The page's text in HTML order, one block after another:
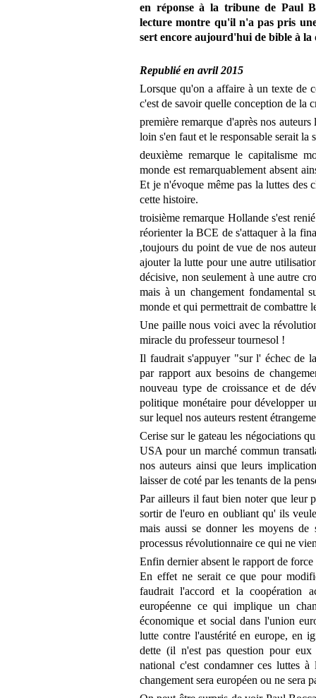
en réponse à la tribune de Paul
lecture montre qu'il n'a pas pris
sert encore aujourd'hui de bible à
Republié en avril 2015
Lorsque qu'on a affaire à un texte de
c'est de savoir quelle conception de la
première remarque d'après nos
loin s'en faut et le responsable serait la
deuxième remarque le capitalisme
monde est remarquablement absent
Et je n'évoque même pas la luttes des
cette histoire.
troisième remarque Hollande s'est
réorienter la BCE de s'attaquer à la
,toujours du point de vue de nos
ajouter la lutte pour une autre
décisive, non seulement à une autre
mais à un changement fondamental
monde et qui permettrait de combattre
Une paille nous voici avec la
miracle du professeur tournesol !
Il faudrait s'appuyer "sur l' échec de
par rapport aux besoins de
nouveau type de croissance et de
politique monétaire pour développer
sur lequel nos auteurs restent
Cerise sur le gateau les négociations
USA pour un marché commun
nos auteurs ainsi que leurs
laisser de coté par les tenants de la
Par ailleurs il faut bien noter que leur
sortir de l'euro en oubliant qu' ils
mais aussi se donner les moyens
processus révolutionnaire ce qui ne
Enfin dernier absent le rapport de
En effet ne serait ce que pour
faudrait l'accord et la coopération
européenne ce qui implique un
économique et social dans l'union
lutte contre l'austérité en europe, en
dette (il n'est pas question pour
national c'est condamner ces luttes
changement sera européen ou ne sera